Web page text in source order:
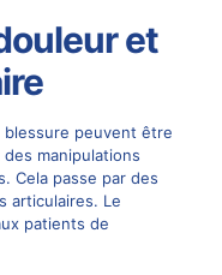
et
blessure peuvent être
manipulations
Cela passe par des
articulaires. Le
patients de